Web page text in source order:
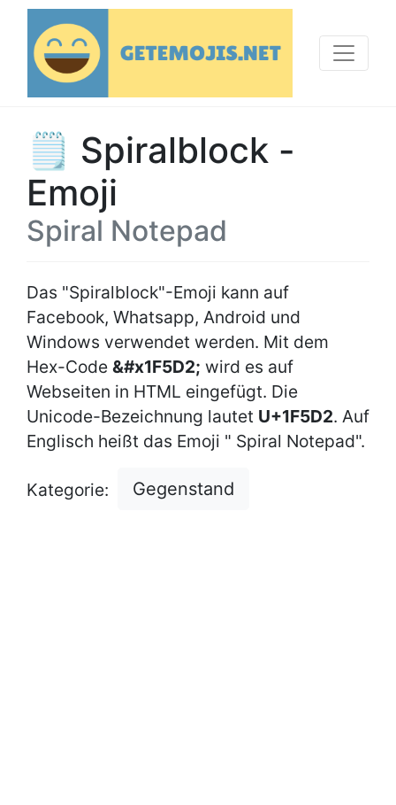
🗒 Spiralblock -
Emoji
Spiral Notepad
Das "Spiralblock"-Emoji kann auf
Facebook, Whatsapp, Android und
Windows verwendet werden. Mit dem
Hex-Code &#x1F5D2; wird es auf
Webseiten in HTML eingefügt. Die
Unicode-Bezeichnung lautet U+1F5D2. Auf
Englisch heißt das Emoji " Spiral Notepad".
Kategorie: Gegenstand